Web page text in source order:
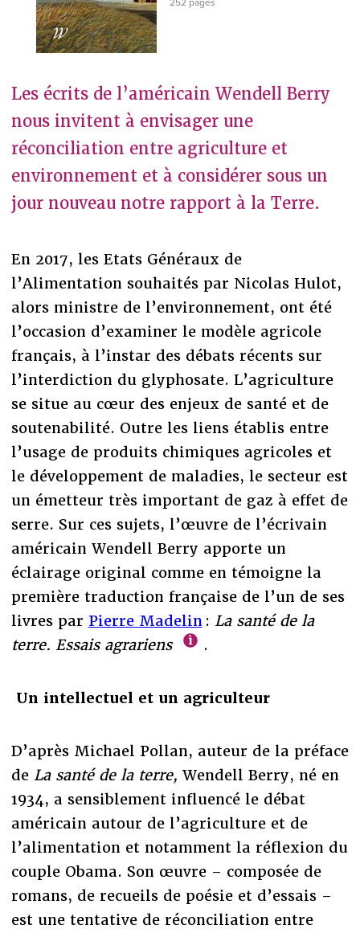
252 pages
Les écrits de l’américain Wendell Berry
nous invitent à envisager une
réconciliation entre agriculture et
environnement et à considérer sous un
jour nouveau notre rapport à la Terre.
En 2017, les Etats Généraux de
l’Alimentation souhaités par Nicolas Hulot,
alors ministre de l’environnement, ont été
l’occasion d’examiner le modèle agricole
français, à l’instar des débats récents sur
l’interdiction du glyphosate. L’agriculture
se situe au cœur des enjeux de santé et de
soutenabilité. Outre les liens établis entre
l’usage de produits chimiques agricoles et
le développement de maladies, le secteur est
un émetteur très important de gaz à effet de
serre. Sur ces sujets, l’œuvre de l’écrivain
américain Wendell Berry apporte un
éclairage original comme en témoigne la
première traduction française de l’un de ses
livres par Pierre Madelin : La santé de la
terre. Essais agrariens
.
Un intellectuel et un agriculteur
D’après Michael Pollan, auteur de la préface
de La santé de la terre, Wendell Berry, né en
1934, a sensiblement influencé le débat
américain autour de l’agriculture et de
l’alimentation et notamment la réflexion du
couple Obama. Son œuvre – composée de
romans, de recueils de poésie et d’essais –
est une tentative de réconciliation entre